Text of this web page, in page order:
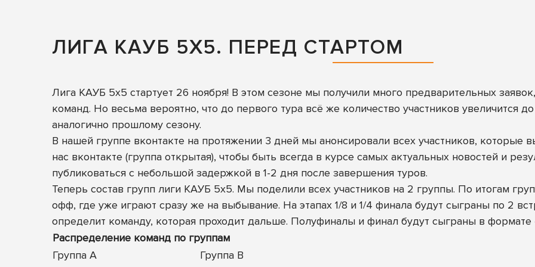
ЛИГА КАУБ 5Х5. ПЕРЕД СТАРТОМ
Лига КАУБ 5х5 стартует 26 ноября! В этом сезоне мы получили много предварительных
команд. Но весьма вероятно, что до первого тура всё же количество участников увеличится
аналогично прошлому сезону.
В нашей группе вконтакте на протяжении 3 дней мы анонсировали всех участников, которые
нас вконтакте (группа открытая), чтобы быть всегда в курсе самых актуальных новостей и
публиковаться с небольшой задержкой в 1-2 дня после завершения туров.
Теперь состав групп лиги КАУБ 5х5. Мы поделили всех участников на 2 группы. По итогам
офф, где уже играют сразу же на выбывание. На этапах 1/8 и 1/4 финала будут сыграны по 2
определит команду, которая проходит дальше. Полуфиналы и финал будут сыграны в формате
Распределение команд по группам
Группа А
Группа B